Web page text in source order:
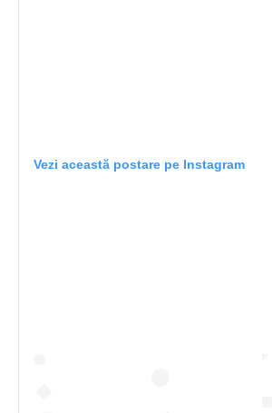
Vezi această postare pe Instagram